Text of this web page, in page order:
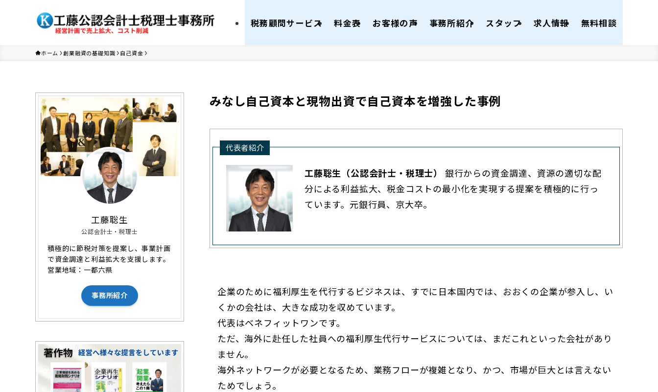
税務顧問サービス 料金表 お客様の声 事務所紹介 スタッフ 求人情報 無料相談
ホーム 創業融資の基礎知識 自己資金
みなし自己資本と現物出資で自己資本を増強した事例
代表者紹介
工藤聡生（公認会計士・税理士）
銀行からの資金調達、資源の適切な配
分による利益拡大、税金コストの最小化を実現する提案を積極的に行っ
ています。元銀行員、京大卒。
企業のために福利厚生を代行するビジネスは、すでに日本国内では、おおくの企業が参入し、い
くかの会社は、大きな成功を収めています。
代表はベネフィットワンです。
ただ、海外に赴任した社員への福利厚生代行サービスについては、まだこれといった会社があり
ません。
海外ネットワークが必要となるため、業務フローが複雑となり、かつ、市場が巨大とは言えない
ためでしょう。
工藤聡生
公認会計士・税理士
積極的に節税対策を提案し、事業計画
で資金調達と利益拡大を支援します。
営業地域：一都六県
事務所紹介